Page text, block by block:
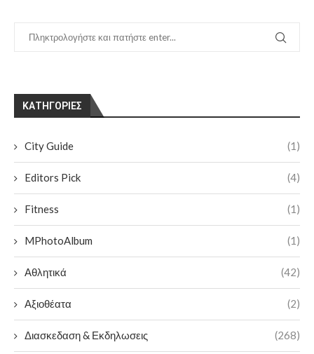
KΑΤΗΓΟΡΊΕΣ
City Guide (1)
Editors Pick (4)
Fitness (1)
MPhotoAlbum (1)
Αθλητικά (42)
Αξιοθέατα (2)
Διασκεδαση & Εκδηλωσεις (268)